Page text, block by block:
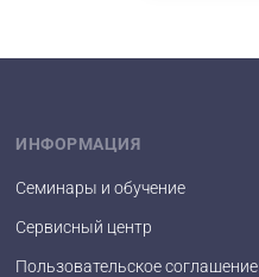
ИНФОРМАЦИЯ
Семинары и обучение
Сервисный центр
Пользовательское соглашение